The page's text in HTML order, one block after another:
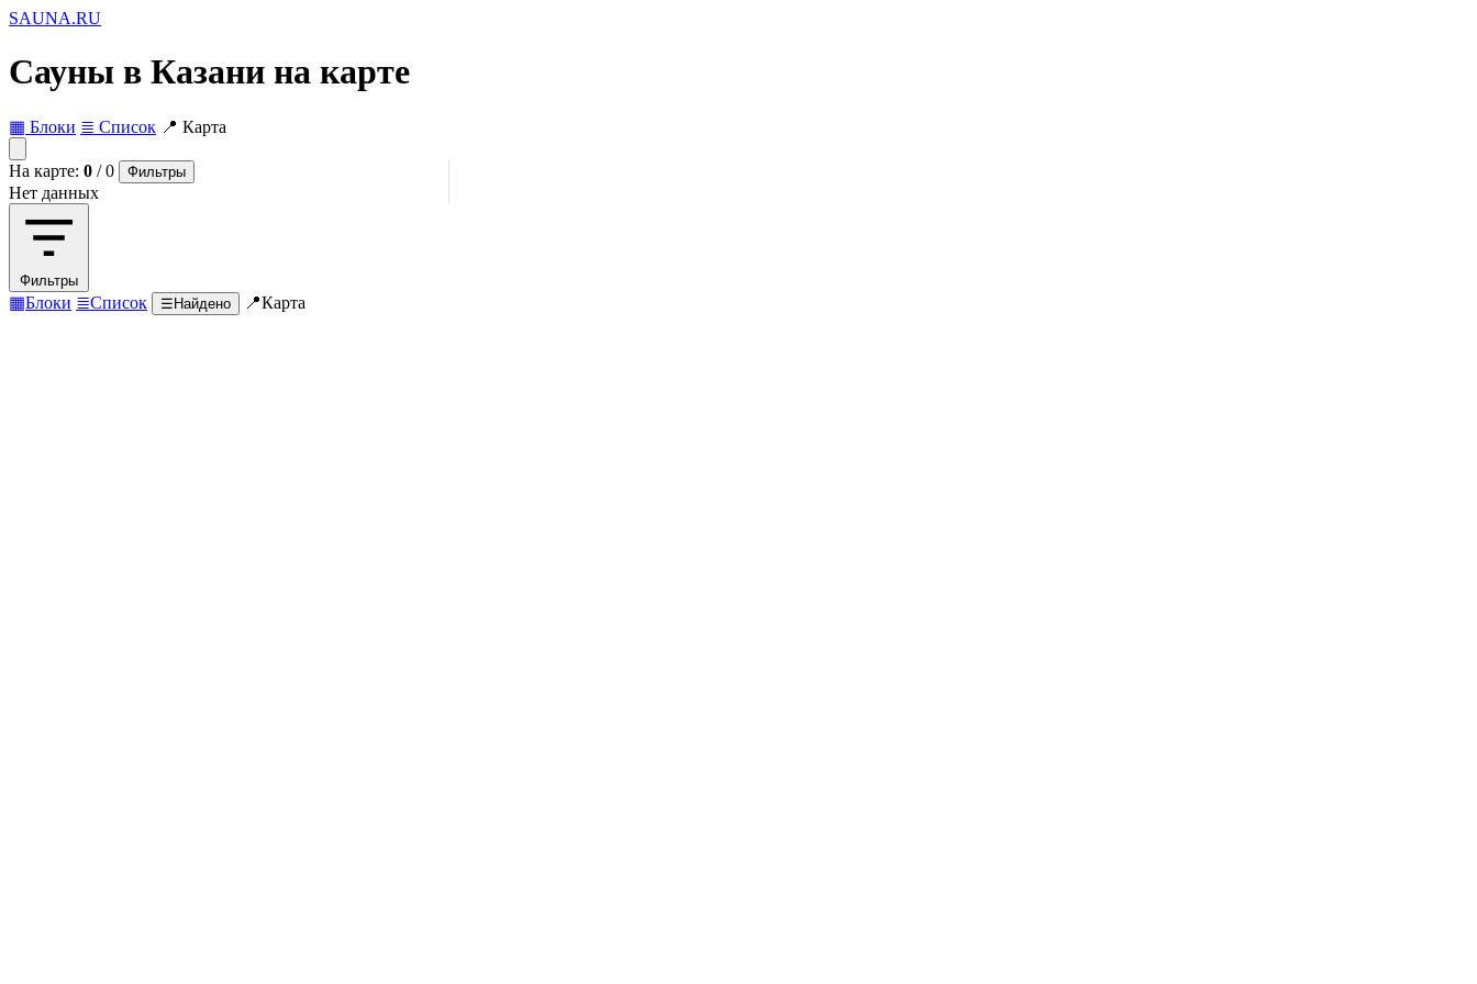
SAUNA.RU
Сауны в Казани на карте
▦ Блоки ≣ Список 📍 Карта
На карте: 0 /0 Фильтры
Нет данных
Фильтры
▦Блоки ≣Список ☰ Найдено 📍Карта